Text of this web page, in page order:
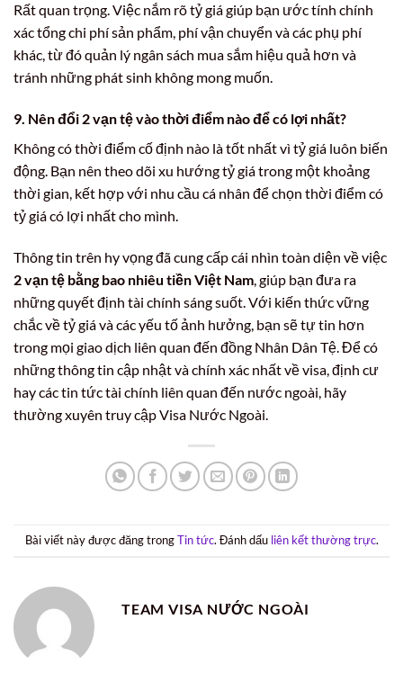
Rất quan trọng. Việc nắm rõ tỷ giá giúp bạn ước tính chính
xác tổng chi phí sản phẩm, phí vận chuyển và các phụ phí
khác, từ đó quản lý ngân sách mua sắm hiệu quả hơn và
tránh những phát sinh không mong muốn.
9. Nên đổi 2 vạn tệ vào thời điểm nào để có lợi nhất?
Không có thời điểm cố định nào là tốt nhất vì tỷ giá luôn biến
động. Bạn nên theo dõi xu hướng tỷ giá trong một khoảng
thời gian, kết hợp với nhu cầu cá nhân để chọn thời điểm có
tỷ giá có lợi nhất cho mình.
Thông tin trên hy vọng đã cung cấp cái nhìn toàn diện về việc
2 vạn tệ bằng bao nhiêu tiền Việt Nam, giúp bạn đưa ra
những quyết định tài chính sáng suốt. Với kiến thức vững
chắc về tỷ giá và các yếu tố ảnh hưởng, bạn sẽ tự tin hơn
trong mọi giao dịch liên quan đến đồng Nhân Dân Tệ. Để có
những thông tin cập nhật và chính xác nhất về visa, định cư
hay các tin tức tài chính liên quan đến nước ngoài, hãy
thường xuyên truy cập Visa Nước Ngoài.
Bài viết này được đăng trongTin tức. Đánh dấu liên kết thường trực.
TEAM VISA NƯỚC NGOÀI